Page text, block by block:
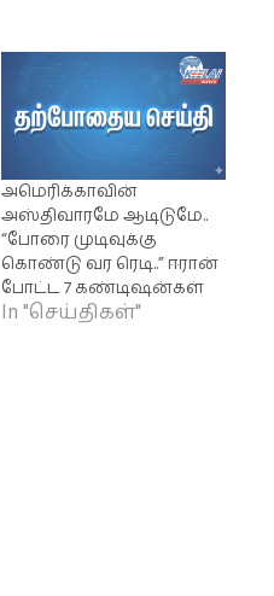
அமெரிக்காவின்
அஸ்திவாரமே ஆடிடுமே..
“போரை முடிவுக்கு
கொண்டு வர ரெடி..” ஈரான்
போட்ட 7 கண்டிஷன்கள்
In "செய்திகள்"